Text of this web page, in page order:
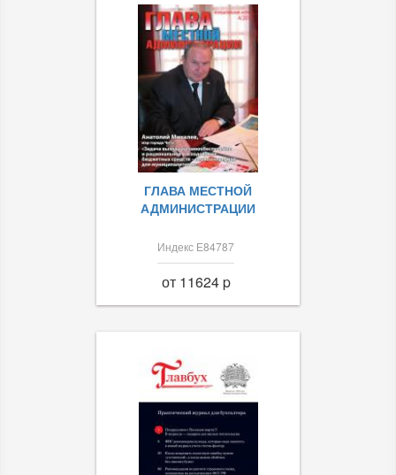
ГЛАВА МЕСТНОЙ
АДМИНИСТРАЦИИ
Индекс Е84787
от 11624 p